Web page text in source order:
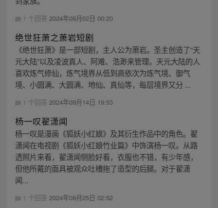
1 个回答 2024年09月02日 00:20
绝世狂萧之萧岩短剧
《绝世狂萧》是一部短剧，主人公为萧岩。圣主创造了“天
元大陆”以及凌波真人、阿难、浩渺来管理。天元大陆的人
喜欢炼气修仙，炼气境界从低到高依次为炼气境、御气
境、小圆满、大圆满、地仙、真仙等，每层境界又分 ...
1 个回答 2024年09月14日 19:53
杨一叹翟潇闻
杨一叹是漫画《狐妖小红娘》及其衍生作品中的角色。翟
潇闻在电视剧《狐妖小红娘竹业篇》中饰演杨一叹。从路
透照片来看，翟潇闻侧脸好看，衣服也不错，有少年感，
但他所戴的面具被观众吐槽拖了造型的后腿。对于翟潇
闻...
1 个回答 2024年09月25日 02:52